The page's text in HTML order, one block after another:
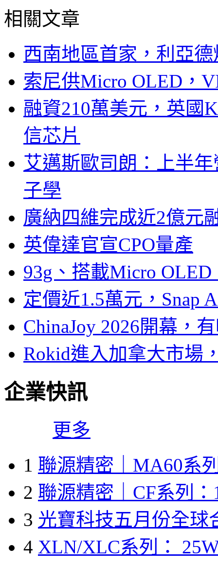
相關文章
西南地區首家，利亞
索尼供Micro OLED，
融資210萬美元，英國
信芯片
艾邁斯歐司朗：上半
子學
廣納四維完成近2億元
英偉達官宣CPO量產
93g、搭載Micro
定價近1.5萬元，Snap
ChinaJoy 2026開幕，
Rokid進入加拿大市場
企業快訊
更多
1 聯源精密｜MA60系
2 聯源精密｜CF系列：
3 光寶科技五月份全球
4 XLN/XLC系列：